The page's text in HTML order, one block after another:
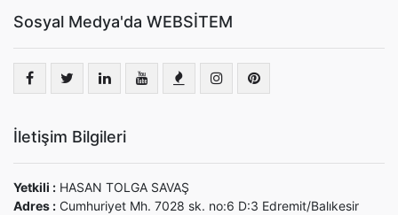
Sosyal Medya'da WEBSİTEM
İletişim Bilgileri
Yetkili : HASAN TOLGA SAVAŞ
Adres : Cumhuriyet Mh. 7028 sk. no:6 D:3 Edremit/Balıkesir